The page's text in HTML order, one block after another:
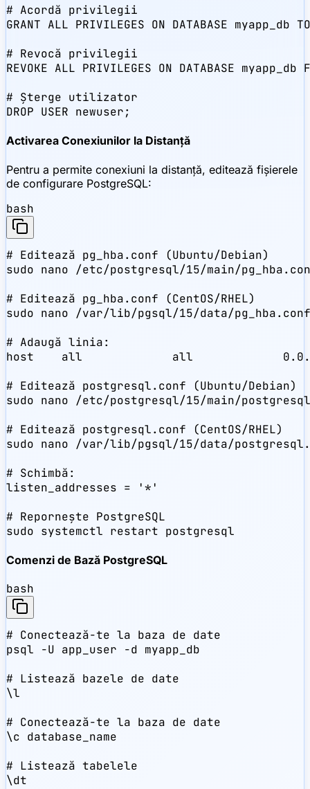
# Acordă privilegii
GRANT ALL PRIVILEGES ON DATABASE myapp_db
# Revocă privilegii
REVOKE ALL PRIVILEGES ON DATABASE myapp_db
# Șterge utilizator
DROP USER newuser;
Activarea Conexiunilor la Distanță
Pentru a permite conexiuni la distanță, editează fișierele
de configurare PostgreSQL:
bash
# Editează pg_hba.conf (Ubuntu/Debian)
sudo nano /etc/postgresql/15/main/
# Editează pg_hba.conf (CentOS/RHEL)
sudo nano /var/lib/pgsql/15/data/pg_hba.conf
# Adaugă linia:
host    all             all
# Editează postgresql.conf (Ubuntu/Debian)
sudo nano /etc/postgresql/15/main/
# Editează postgresql.conf (CentOS/RHEL)
sudo nano /var/lib/pgsql/15/data/
# Schimbă:
listen_addresses = '*'
# Repornește PostgreSQL
sudo systemctl restart postgresql
Comenzi de Bază PostgreSQL
bash
# Conectează-te la baza de date
psql -U app_user -d myapp_db
# Listează bazele de date
\l
# Conectează-te la baza de date
\c database_name
# Listează tabelele
\dt